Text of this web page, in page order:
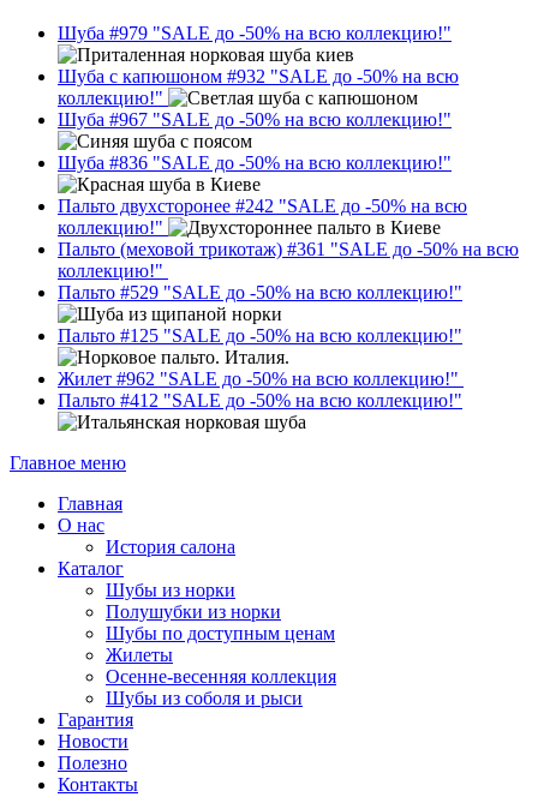
Шуба #979 "SALE до -50% на всю коллекцию!"
Шуба с капюшоном #932 "SALE до -50% на всю
коллекцию!"
Шуба #967 "SALE до -50% на всю коллекцию!"
Шуба #836 "SALE до -50% на всю коллекцию!"
Пальто двухсторонее #242 "SALE до -50% на всю
коллекцию!"
Пальто (меховой трикотаж) #361 "SALE до -50% на всю
коллекцию!"
Пальто #529 "SALE до -50% на всю коллекцию!"
Пальто #125 "SALE до -50% на всю коллекцию!"
Жилет #962 "SALE до -50% на всю коллекцию!"
Пальто #412 "SALE до -50% на всю коллекцию!"
Главное меню
Главная
О нас
История салона
Каталог
Шубы из норки
Полушубки из норки
Шубы по доступным ценам
Жилеты
Осенне-весенняя коллекция
Шубы из соболя и рыси
Гарантия
Новости
Полезно
Контакты